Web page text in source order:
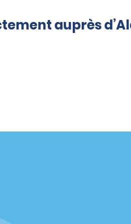
auprès